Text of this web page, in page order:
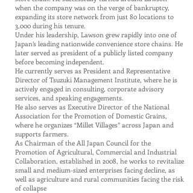
when the company was on the verge of bankruptcy,
expanding its store network from just 80 locations to
3,000 during his tenure.
Under his leadership, Lawson grew rapidly into one of
Japan’s leading nationwide convenience store chains. He
later served as president of a publicly listed company
before becoming independent.
He currently serves as President and Representative
Director of Tsuzuki Management Institute, where he is
actively engaged in consulting, corporate advisory
services, and speaking engagements.
He also serves as Executive Director of the National
Association for the Promotion of Domestic Grains,
where he organizes “Millet Villages” across Japan and
supports farmers.
As Chairman of the All Japan Council for the
Promotion of Agricultural, Commercial and Industrial
Collaboration, established in 2008, he works to revitalize
small and medium-sized enterprises facing decline, as
well as agriculture and rural communities facing the risk
of collapse